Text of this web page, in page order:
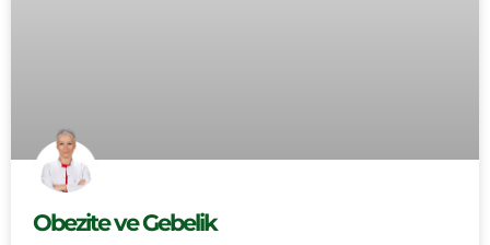
Obezite ve Gebelik